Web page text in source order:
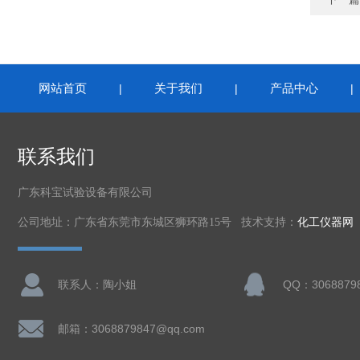
网站首页 | 关于我们 | 产品中心 |
联系我们
广东科宝试验设备有限公司
公司地址：广东省东莞市东城区狮环路15号 技术支持： 化工仪器网
联系人：陶小姐 QQ：
邮箱：3068879847@qq.com